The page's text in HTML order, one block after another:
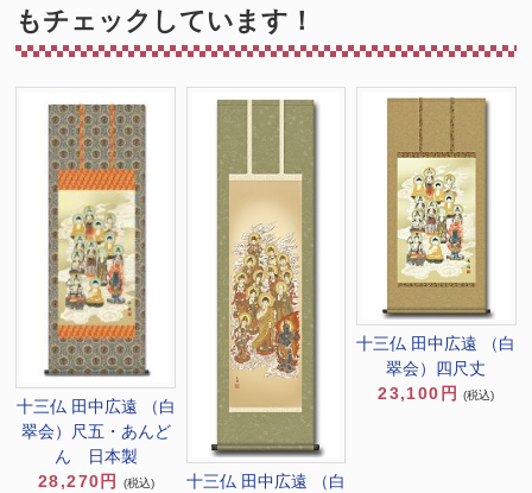
もチェックしています！
十三仏 田中広遠 （白
翠会）尺五・あんど
ん 日本製
28,270円
(税込)
十三仏 田中広遠 （白
十三仏 田中広遠 （白
翠会）四尺丈
23,100円
(税込)